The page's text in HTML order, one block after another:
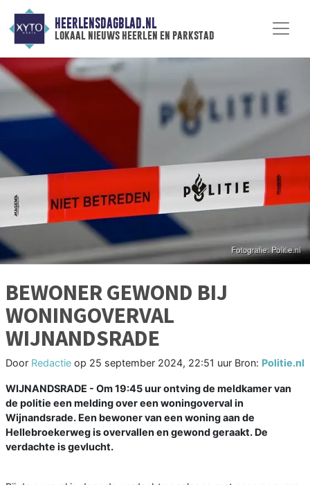
HEERLENSDAGBLAD.NL
lokaal nieuws heerlen en parkstad
BEWONER GEWOND BIJ
WONINGOVERVAL
WIJNANDSRADE
Door Redactie op 25 september 2024, 22:51 uur Bron: Politie.nl
WIJNANDSRADE - Om 19:45 uur ontving de meldkamer van
de politie een melding over een woningoverval in
Wijnandsrade. Een bewoner van een woning aan de
Hellebroekerweg is overvallen en gewond geraakt. De
verdachte is gevlucht.